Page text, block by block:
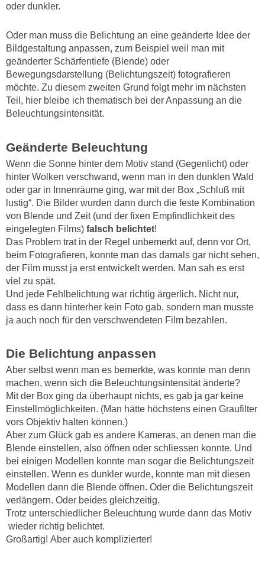
oder dunkler.
Oder man muss die Belichtung an eine geänderte Idee der
Bildgestaltung anpassen, zum Beispiel weil man mit
geänderter Schärfentiefe (Blende) oder
Bewegungsdarstellung (Belichtungszeit) fotografieren
möchte. Zu diesem zweiten Grund folgt mehr im nächsten
Teil, hier bleibe ich thematisch bei der Anpassung an die
Beleuchtungsintensität.
Geänderte Beleuchtung
Wenn die Sonne hinter dem Motiv stand (Gegenlicht) oder
hinter Wolken verschwand, wenn man in den dunklen Wald
oder gar in Innenräume ging, war mit der Box „Schluß mit
lustig“. Die Bilder wurden dann durch die feste Kombination
von Blende und Zeit (und der fixen Empfindlichkeit des
eingelegten Films) falsch belichtet!
Das Problem trat in der Regel unbemerkt auf, denn vor Ort,
beim Fotografieren, konnte man das damals gar nicht sehen,
der Film musst ja erst entwickelt werden. Man sah es erst
viel zu spät.
Und jede Fehlbelichtung war richtig ärgerlich. Nicht nur,
dass es dann hinterher kein Foto gab, sondern man musste
ja auch noch für den verschwendeten Film bezahlen.
Die Belichtung anpassen
Aber selbst wenn man es bemerkte, was konnte man denn
machen, wenn sich die Beleuchtungsintensität änderte?
Mit der Box ging da überhaupt nichts, es gab ja gar keine
Einstellmöglichkeiten. (Man hätte höchstens einen Graufilter
vors Objektiv halten können.)
Aber zum Glück gab es andere Kameras, an denen man die
Blende einstellen, also öffnen oder schliessen konnte. Und
bei einigen Modellen konnte man sogar die Belichtungszeit
einstellen. Wenn es dunkler wurde, konnte man mit diesen
Modellen dann die Blende öffnen. Oder die Belichtungszeit
verlängern. Oder beides gleichzeitig.
Trotz unterschiedlicher Beleuchtung wurde dann das Motiv
wieder richtig belichtet.
Großartig! Aber auch komplizierter!